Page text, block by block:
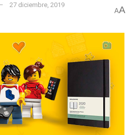
27 diciembre, 2019
AA